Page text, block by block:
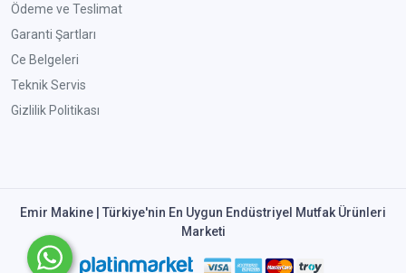
Ödeme ve Teslimat
Garanti Şartları
Ce Belgeleri
Teknik Servis
Gizlilik Politikası
Emir Makine | Türkiye'nin En Uygun Endüstriyel Mutfak Ürünleri
Marketi